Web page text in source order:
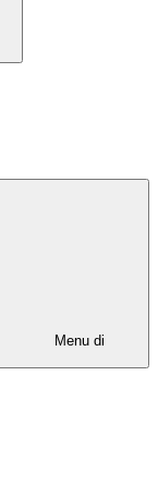
Menu di